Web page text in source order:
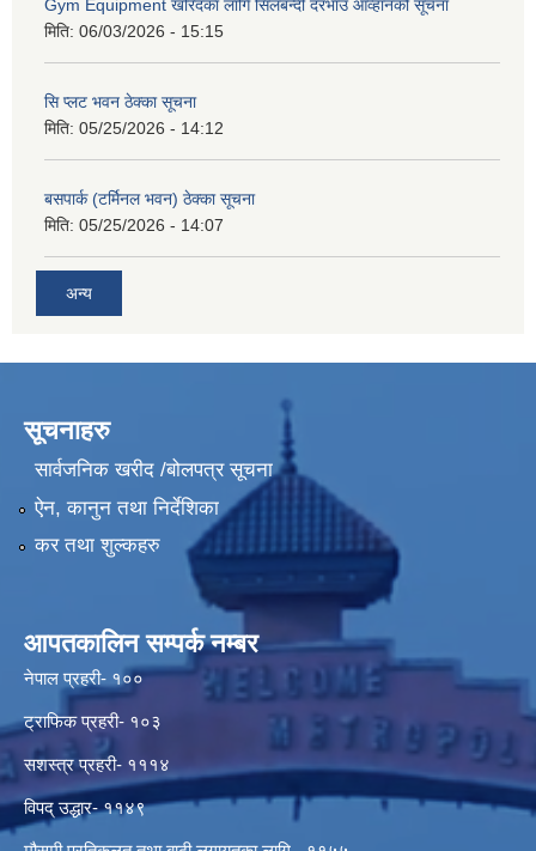
Gym Equipment खरिदका लागि सिलबन्दी दरभाउ आव्हानको सूचना
मिति: 06/03/2026 - 15:15
सि प्लट भवन ठेक्का सूचना
मिति: 05/25/2026 - 14:12
बसपार्क (टर्मिनल भवन) ठेक्का सूचना
मिति: 05/25/2026 - 14:07
अन्य
सूचनाहरु
सार्वजनिक खरीद /बोलपत्र सूचना
ऐन, कानुन तथा निर्देशिका
कर तथा शुल्कहरु
आपतकालिन सम्पर्क नम्बर
नेपाल प्रहरी- १००
ट्राफिक प्रहरी- १०३
सशस्त्र प्रहरी- १११४
विपद् उद्धार- ११४९